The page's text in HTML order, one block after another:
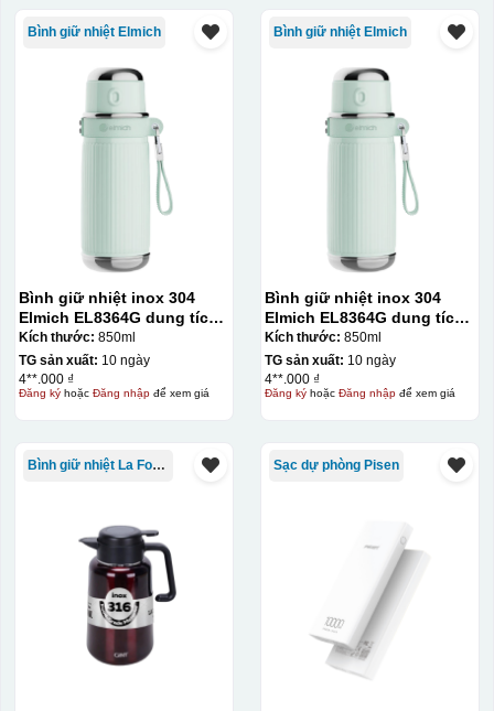
Bình giữ nhiệt Elmich
Bình giữ nhiệt inox 304
Elmich EL8364G dung tích
850ml
Kích thước: 850ml
TG sản xuất: 10 ngày
4**.000 ₫
Đăng kýhoặc Đăng nhậpđể xem giá
Bình giữ nhiệt Elmich
Bình giữ nhiệt inox 304
Elmich EL8364G dung tích
850ml
Kích thước: 850ml
TG sản xuất: 10 ngày
4**.000 ₫
Đăng kýhoặc Đăng nhậpđể xem giá
Bình giữ nhiệt La Fonte Sạc dự phòng Pisen